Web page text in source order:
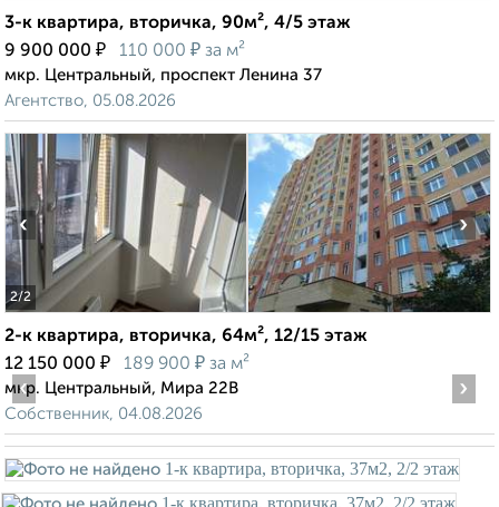
3-к квартира, вторичка, 90м², 4/5 этаж
9 900 000 ₽ 110 000 ₽ за м²
мкр. Центральный, проспект Ленина 37
Агентство, 05.08.2026
2/2
‹ ›
2-к квартира, вторичка, 64м², 12/15 этаж
12 150 000 ₽ 189 900 ₽ за м²
мкр. Центральный, Мира 22В
Собственник, 04.08.2026
‹ ›